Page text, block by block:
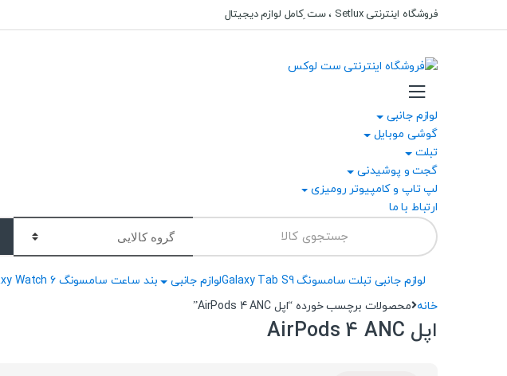
to
to
فروشگاه اینترنتی Setlux ، ست ِکامل لوازم دیجیتال
لوازم جانبی
گوشی موبایل
تبلت
گجت و پوشیدنی
لپ تاپ و کامپیوتر رومیزی
ارتباط با ما
Search
for:
لوازم جانبی تبلت سامسونگ Galaxy Tab S9
لوازم جانبی بند ساعت سامسونگ Galaxy Watch 6
خانه محصولات برچسب خورده “اپل AirPods 4 ANC”
اپل AirPods 4 ANC